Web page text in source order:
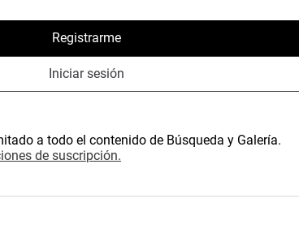
Registrarme
Iniciar sesión
a todo el contenido de Búsqueda y Galería.
de suscripción.